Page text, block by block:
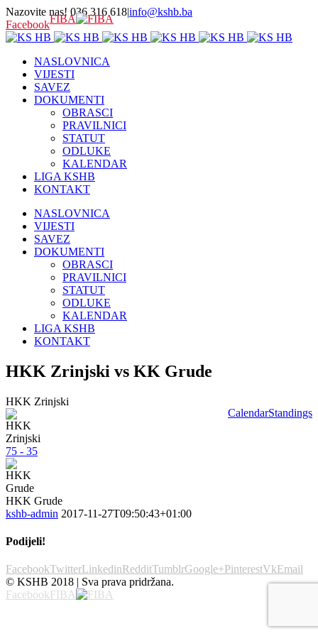
Nazovite nas! 036 316 618|info@kshb.ba
FacebookFIBA
NASLOVNICA
VIJESTI
SAVEZ
DOKUMENTI
OBRASCI
PRAVILNICI
STATUT
ODLUKE
KALENDAR
LIGA KSHB
KONTAKT
NASLOVNICA
VIJESTI
SAVEZ
DOKUMENTI
OBRASCI
PRAVILNICI
STATUT
ODLUKE
KALENDAR
LIGA KSHB
KONTAKT
HKK Zrinjski vs KK Grude
CalendarStandings
HKK Zrinjski
75 - 35
HKK Grude
kshb-admin 2017-11-27T09:50:43+01:00
Podijeli!
FacebookTwitterLinkedinRedditTumblrGoogle+PinterestVkEmail
© KSHB 2018 | Sva prava pridržana.
FacebookFIBA